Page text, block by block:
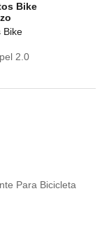
Bike
Bike
2.0
Para Bicicleta